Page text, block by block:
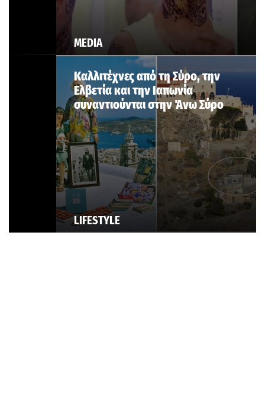
MEDIA
LIFESTYLE
Καλλιτέχνες από τη Σύρο, την
Ελβετία και την Ιαπωνία
συναντιούνται στην Άνω Σύρο